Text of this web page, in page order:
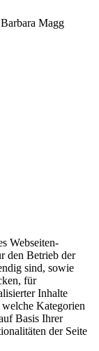
Magg
Webseiten-
den Betrieb der
sind, sowie
für
Inhalte
welche Kategorien
Basis Ihrer
der Seite